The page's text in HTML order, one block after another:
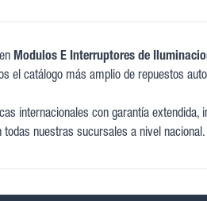
Modulos E Interruptores de
el catálogo más amplio de repuestos
internacionales con garantía extendida,
nuestras sucursales a nivel nacional.